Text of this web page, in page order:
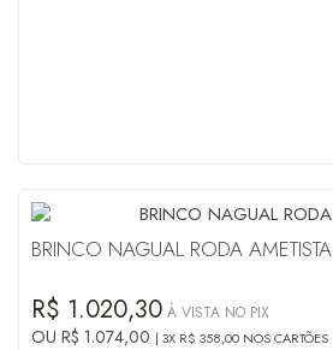
BRINCO NAGUAL RODA AMETISTA
R$ 1.020,30 À VISTA NO PIX
OU R$ 1.074,00 3X R$ 358,00 NOS CARTÕES